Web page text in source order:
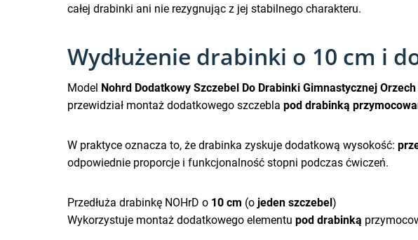
całej drabinki ani nie rezygnując z jej stabilnego charakteru.
Wydłużenie drabinki o 10 cm i
Model Nohrd Dodatkowy Szczebel Do Drabinki Gimnastycznej Orzech
przewidział montaż dodatkowego szczebla pod drabinką
W praktyce oznacza to, że drabinka zyskuje dodatkową wysokość:
odpowiednie proporcje i funkcjonalność stopni podczas ćwiczeń.
Przedłuża drabinkę NOHrD o 10 cm (o jeden szczebel)
Wykorzystuje montaż dodatkowego elementu pod drabinką